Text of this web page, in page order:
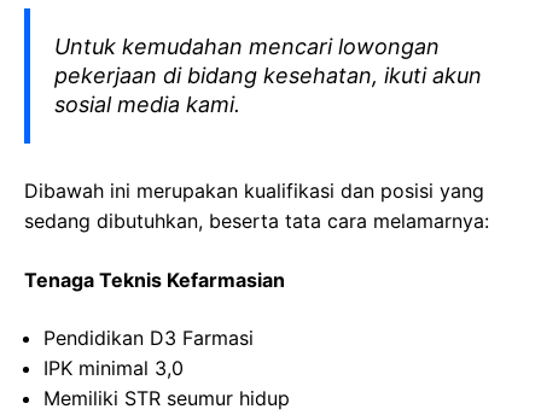
Untuk kemudahan mencari lowongan
pekerjaan di bidang kesehatan, ikuti akun
sosial media kami.
Dibawah ini merupakan kualifikasi dan posisi yang
sedang dibutuhkan, beserta tata cara melamarnya:
Tenaga Teknis Kefarmasian
Pendidikan D3 Farmasi
IPK minimal 3,0
Memiliki STR seumur hidup